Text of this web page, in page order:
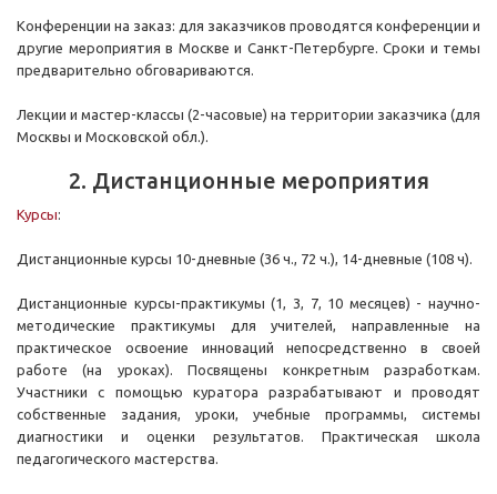
Конференции на заказ: для заказчиков проводятся конференции и
другие мероприятия в Москве и Санкт-Петербурге. Сроки и темы
предварительно обговариваются.
Лекции и мастер-классы (2-часовые) на территории заказчика (для
Москвы и Московской обл.).
2. Дистанционные мероприятия
Курсы:
Дистанционные курсы 10-дневные (36 ч., 72 ч.), 14-дневные (108 ч).
Дистанционные курсы-практикумы (1, 3, 7, 10 месяцев) - научно-
методические практикумы для учителей, направленные на
практическое освоение инноваций непосредственно в своей
работе (на уроках). Посвящены конкретным разработкам.
Участники с помощью куратора разрабатывают и проводят
собственные задания, уроки, учебные программы, системы
диагностики и оценки результатов. Практическая школа
педагогического мастерства.